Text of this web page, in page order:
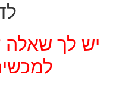
יש לך שאלה